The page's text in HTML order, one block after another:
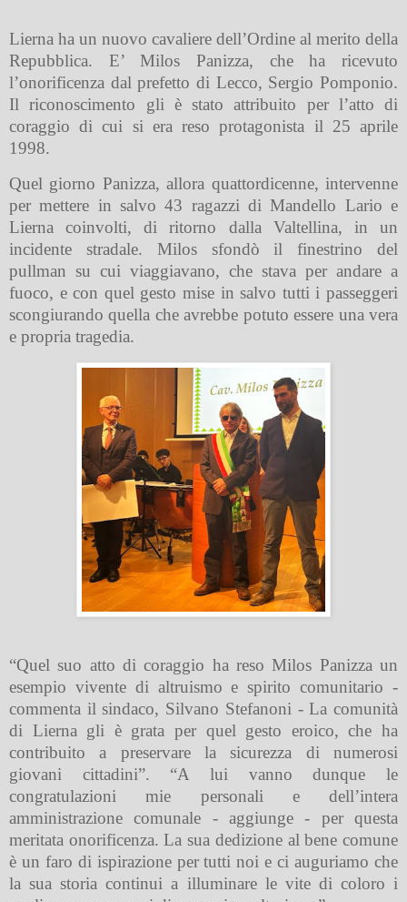
Lierna ha un nuovo cavaliere dell’Ordine al merito della
Repubblica. E’ Milos Panizza, che ha ricevuto
l’onorificenza dal prefetto di Lecco, Sergio Pomponio.
Il riconoscimento gli è stato attribuito per l’atto di
coraggio di cui si era reso protagonista il 25 aprile
1998.
Quel giorno Panizza, allora quattordicenne, intervenne
per mettere in salvo 43 ragazzi di Mandello Lario e
Lierna coinvolti, di ritorno dalla Valtellina, in un
incidente stradale. Milos sfondò il finestrino del
pullman su cui viaggiavano, che stava per andare a
fuoco, e con quel gesto mise in salvo tutti i passeggeri
scongiurando quella che avrebbe potuto essere una vera
e propria tragedia.
“Quel suo atto di coraggio ha reso Milos Panizza un
esempio vivente di altruismo e spirito comunitario -
commenta il sindaco, Silvano Stefanoni - La comunità
di Lierna gli è grata per quel gesto eroico, che ha
contribuito a preservare la sicurezza di numerosi
giovani cittadini”. “A lui vanno dunque le
congratulazioni mie personali e dell’intera
amministrazione comunale - aggiunge - per questa
meritata onorificenza. La sua dedizione al bene comune
è un faro di ispirazione per tutti noi e ci auguriamo che
la sua storia continui a illuminare le vite di coloro i